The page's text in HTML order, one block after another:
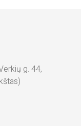
g. 44,